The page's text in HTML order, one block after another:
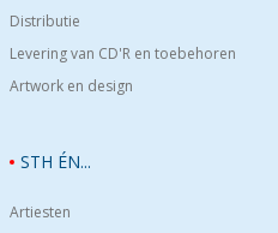
Distributie
Levering van CD'R en toebehoren
Artwork en design
STH ÉN...
Artiesten